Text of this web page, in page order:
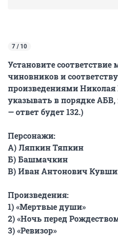
7 / 10
Установите
чиновников и
произведениями
указывать в порядке
— ответ будет 132.)
Персонажи:
А) Ляпкин Тяпкин
Б) Башмачкин
В) Иван Антонович
Произведения:
1) «Мертвые души»
2) «Ночь перед
3) «Ревизор»